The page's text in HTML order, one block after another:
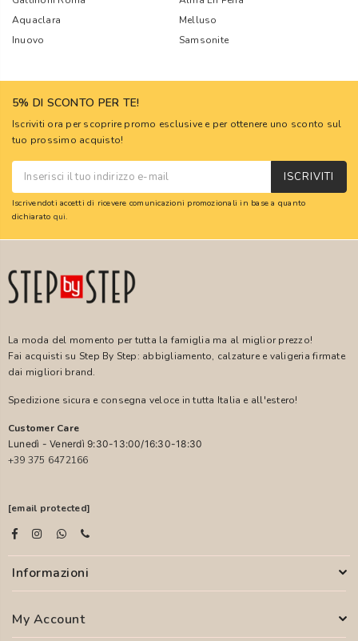
Aquaclara
Melluso
Inuovo
Samsonite
5% DI SCONTO PER TE!
Iscriviti ora per scoprire promo esclusive e per ottenere uno sconto sul
tuo prossimo acquisto!
ISCRIVITI
Iscrivendoti accetti di ricevere comunicazioni promozionali in base a quanto
dichiarato qui.
La moda del momento per tutta la famiglia ma al miglior prezzo!
Fai acquisti su Step By Step: abbigliamento, calzature e valigeria firmate
dai migliori brand.
Spedizione sicura e consegna veloce in tutta Italia e all'estero!
Customer Care
Lunedì - Venerdì 9:30-13:00/16:30-18:30
+39 375 6472166
[email protected]
Informazioni
My Account